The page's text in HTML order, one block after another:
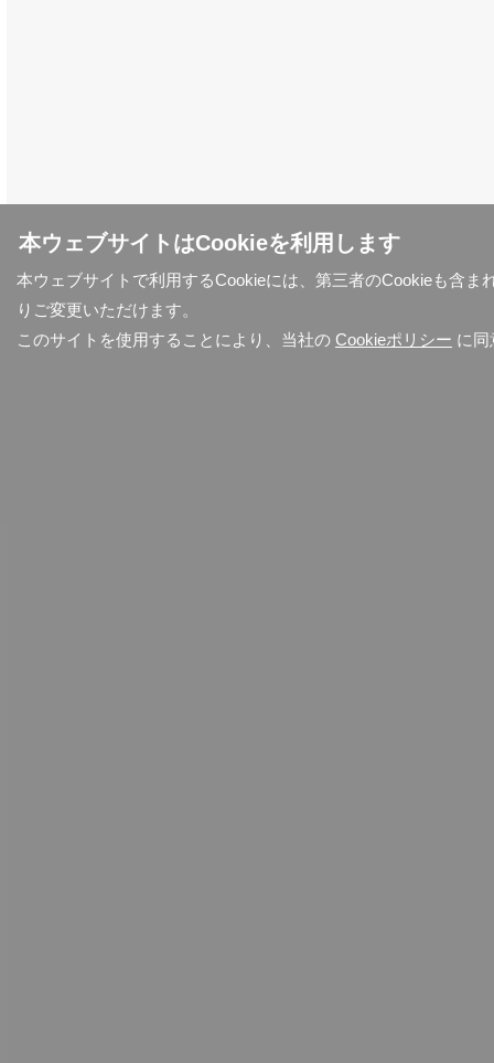
本ウェブサイトはCookieを利用します
本ウェブサイトで利用するCookieには、第三者のCookieも含
りご変更いただけます。
このサイトを使用することにより、当社の Cookieポリシー に